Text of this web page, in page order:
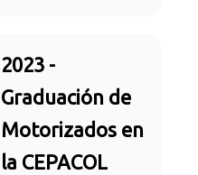
2023 -
Graduación de
Motorizados en
la CEPACOL